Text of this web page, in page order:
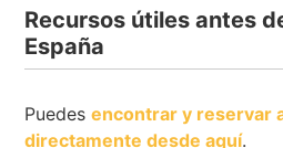
Recursos útiles antes
España
Puedesencontrar y reservar
directamente desde aquí.